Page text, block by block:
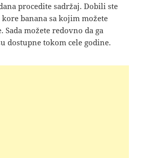
procedite sadržaj. Dobili ste
banana sa kojim možete
možete redovno da ga
dostupne tokom cele godine.